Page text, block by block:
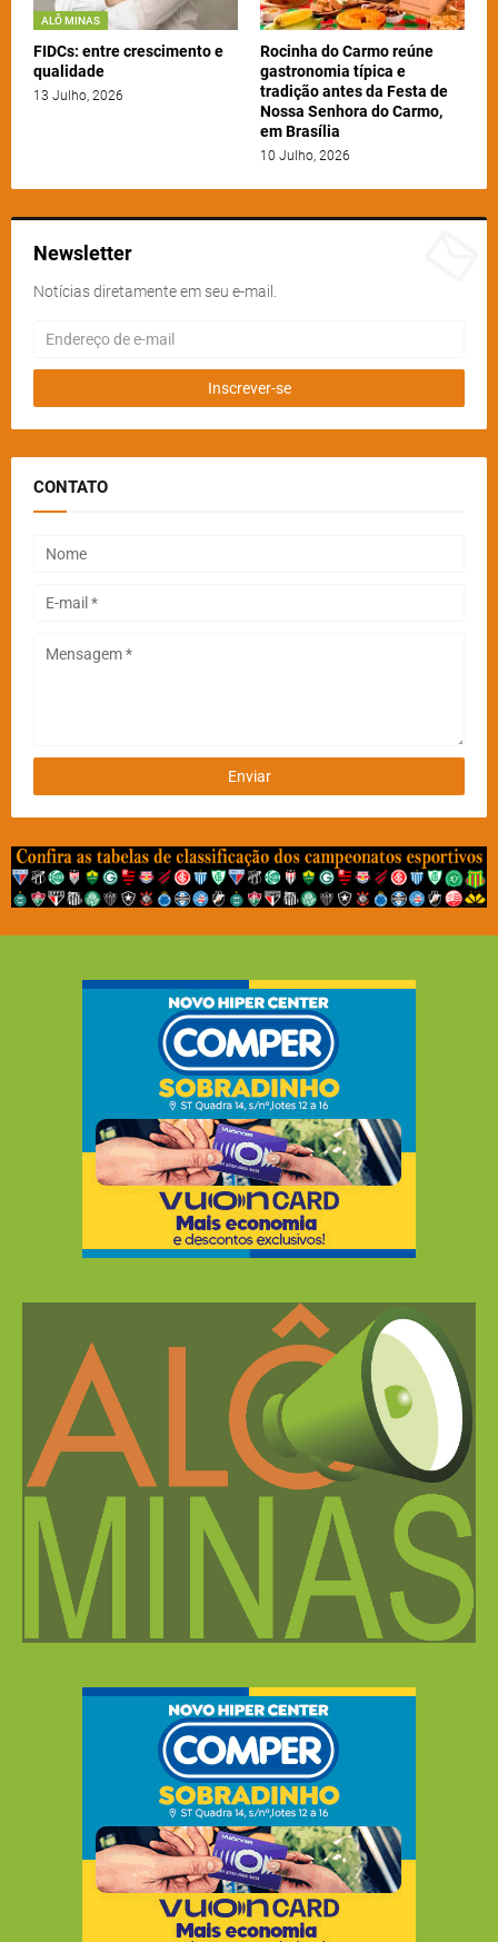
ALÔ MINAS
FIDCs: entre crescimento e
qualidade
13 Julho, 2026
Rocinha do Carmo reúne
gastronomia típica e
tradição antes da Festa de
Nossa Senhora do Carmo,
em Brasília
10 Julho, 2026
Newsletter
Notícias diretamente em seu e-mail.
CONTATO